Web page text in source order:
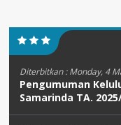
Diterbitkan :Monday, 4
Pengumuman
Samarinda TA.